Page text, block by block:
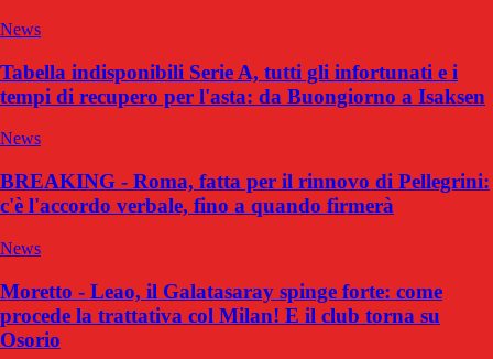
News
Tabella indisponibili Serie A, tutti gli infortunati e i
tempi di recupero per l'asta: da Buongiorno a Isaksen
News
BREAKING - Roma, fatta per il rinnovo di Pellegrini:
c'è l'accordo verbale, fino a quando firmerà
News
Moretto - Leao, il Galatasaray spinge forte: come
procede la trattativa col Milan! E il club torna su
Osorio